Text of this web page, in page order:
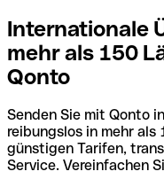
Internationale
mehr als 150
Qonto
Senden Sie mit Qonto
reibungslos in mehr als
günstigen Tarifen,
Service. Vereinfachen